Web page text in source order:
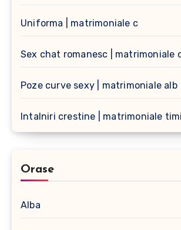
Uniforma | matrimoniale c
Sex chat romanesc | matrimoniale
Poze curve sexy | matrimoniale alb
Intalniri crestine | matrimoniale
Orase
Alba